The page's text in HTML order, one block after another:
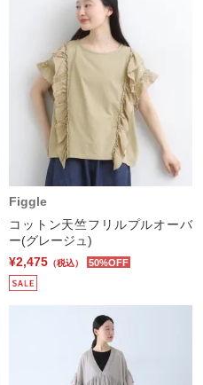
Figgle
コットン天竺フリルプルオーバ
ー(グレージュ)
¥2,475 （税込） 50%OFF